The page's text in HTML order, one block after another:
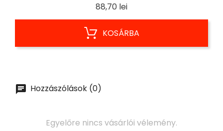
88,70 leiÁr
KOSÁRBA
Hozzászólások (0)
Egyelőre nincs vásárlói vélemény.